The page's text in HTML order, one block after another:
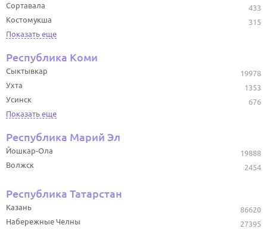
433
Сортавала
315
Костомукша
Показать еще
Республика Коми
19978
Сыктывкар
1353
Ухта
676
Усинск
Показать еще
Республика Марий Эл
19888
Йошкар-Ола
2454
Волжск
Республика Татарстан
86620
Казань
27395
Набережные Челны